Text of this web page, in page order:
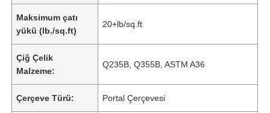
Maksimum çatı
yükü (lb./sq.ft)
20+lb/sq.ft
Çiğ Çelik
Malzeme:
Q235B, Q355B, ASTM A36
Çerçeve Türü: Portal Çerçevesi